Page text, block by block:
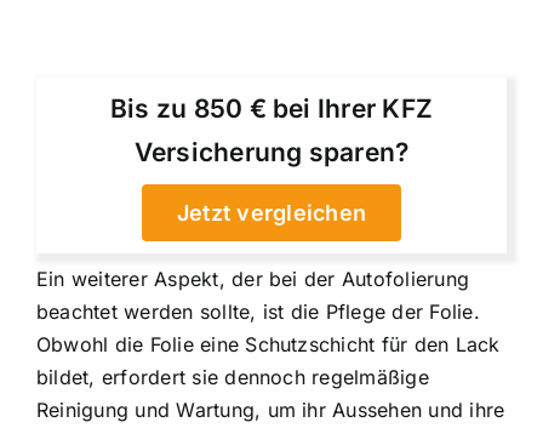
Bis zu 850 € bei Ihrer KFZ
Versicherung sparen?
Jetzt vergleichen
Ein weiterer Aspekt, der bei der Autofolierung
beachtet werden sollte, ist die Pflege der Folie.
Obwohl die Folie eine Schutzschicht für den Lack
bildet, erfordert sie dennoch regelmäßige
Reinigung und Wartung, um ihr Aussehen und ihre